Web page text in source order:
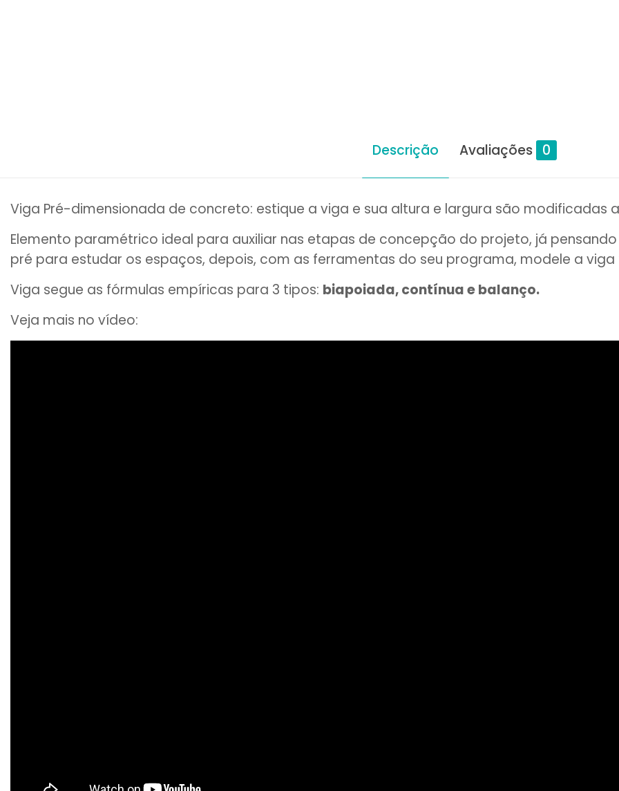
Descrição Avaliações 0
Viga Pré-dimensionada de concreto: estique a viga e sua altura e largura são modificadas
Elemento paramétrico ideal para auxiliar nas etapas de concepção do projeto, já
pré para estudar os espaços, depois, com as ferramentas do seu programa, modele a viga
Viga segue as fórmulas empíricas para 3 tipos: biapoiada, contínua e balanço.
Veja mais no vídeo: